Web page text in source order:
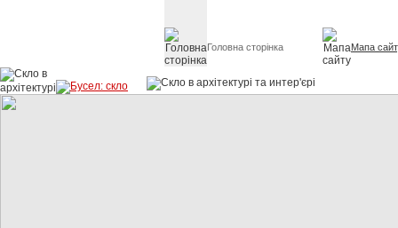
Головна сторінка Мапа